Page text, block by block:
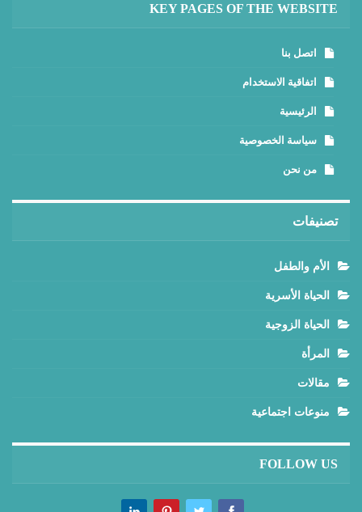
KEY PAGES OF THE WEBSITE
اتصل بنا
اتفاقية الاستخدام
الرئيسية
سياسة الخصوصية
من نحن
تصنيفات
الأم والطفل
الحياة الأسرية
الحياة الزوجية
المرأة
مقالات
منوعات اجتماعية
FOLLOW US